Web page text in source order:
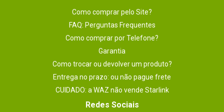
Como comprar pelo Site?
FAQ: Perguntas Frequentes
Como comprar por Telefone?
Garantia
Como trocar ou devolver um produto?
Entrega no prazo: ou não pague frete
CUIDADO: a WAZ não vende Starlink
Redes Sociais